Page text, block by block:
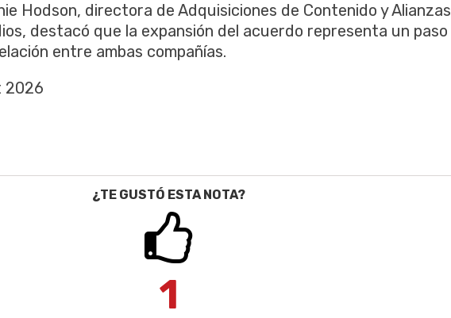
Hodson, directora de Adquisiciones de Contenido y Alianzas
destacó que la expansión del acuerdo representa un paso
entre ambas compañías.
2026
¿TE GUSTÓ ESTA NOTA?
1